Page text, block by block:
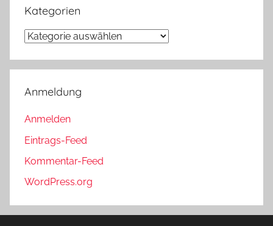
Kategorien
Kategorien
Anmeldung
Anmelden
Eintrags-Feed
Kommentar-Feed
WordPress.org